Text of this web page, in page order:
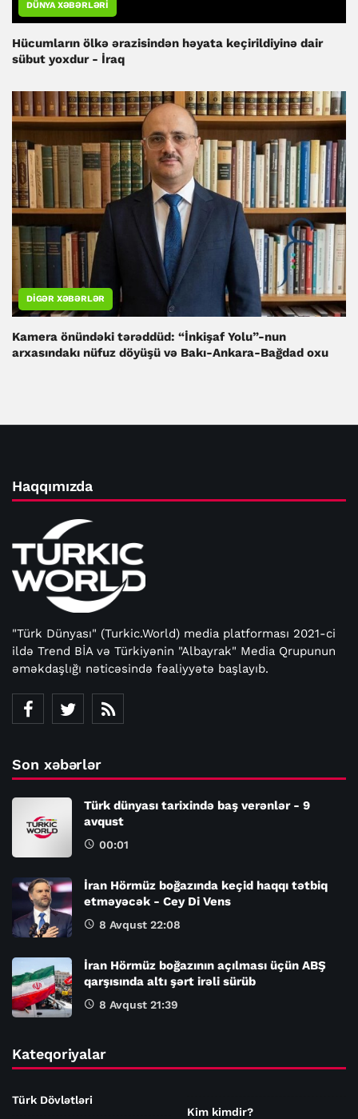
DÜNYA XƏBƏRLƏRI
Hücumların ölkə ərazisindən həyata keçirildiyinə dair
sübut yoxdur - İraq
DIGƏR XƏBƏRLƏR
Kamera önündəki tərəddüd: “İnkişaf Yolu”-nun
arxasındakı nüfuz döyüşü və Bakı-Ankara-Bağdad oxu
Haqqımızda
"Türk Dünyası" (Turkic.World) media platforması 2021-ci
ildə Trend BİA və Türkiyənin "Albayrak" Media Qrupunun
əməkdaşlığı nəticəsində fəaliyyətə başlayıb.
Son xəbərlər
Türk dünyası tarixində baş verənlər - 9
avqust
00:01
İran Hörmüz boğazında keçid haqqı tətbiq
etməyəcək - Cey Di Vens
8 Avqust 22:08
İran Hörmüz boğazının açılması üçün ABŞ
qarşısında altı şərt irəli sürüb
8 Avqust 21:39
Kateqoriyalar
Türk Dövlətləri
Kim kimdir?